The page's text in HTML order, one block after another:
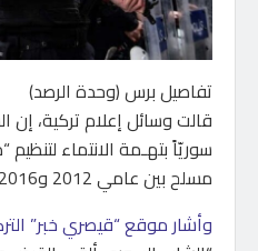
تفاصيل برس (وحدة الرصد)
قالت وسائل إعلام تركية، إن
سوريّاً بتهـمة الانتماء
مسلح بين عامي 2012 و2016 في سوريا.
وأشار موقع “قيصري خبر”